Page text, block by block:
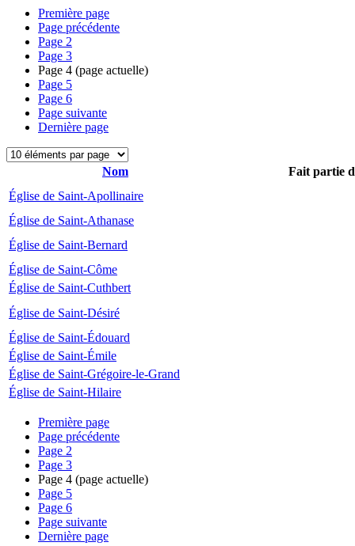
Première page
Page précédente
Page 2
Page 3
Page 4 (page actuelle)
Page 5
Page 6
Page suivante
Dernière page
Nom
Fait partie
Église de Saint-Apollinaire
Église de Saint-Athanase
Église de Saint-Bernard
Église de Saint-Côme
Église de Saint-Cuthbert
Église de Saint-Désiré
Église de Saint-Édouard
Église de Saint-Émile
Église de Saint-Grégoire-le-Grand
Église de Saint-Hilaire
Première page
Page précédente
Page 2
Page 3
Page 4 (page actuelle)
Page 5
Page 6
Page suivante
Dernière page